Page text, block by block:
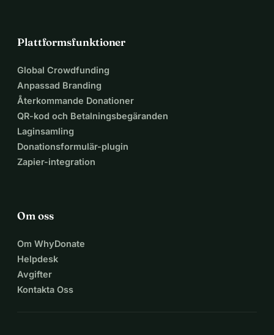
Plattformsfunktioner
Global Crowdfunding
Anpassad Branding
Återkommande Donationer
QR-kod och Betalningsbegäranden
Laginsamling
Donationsformulär-plugin
Zapier-integration
Om oss
Om WhyDonate
Helpdesk
Avgifter
Kontakta Oss